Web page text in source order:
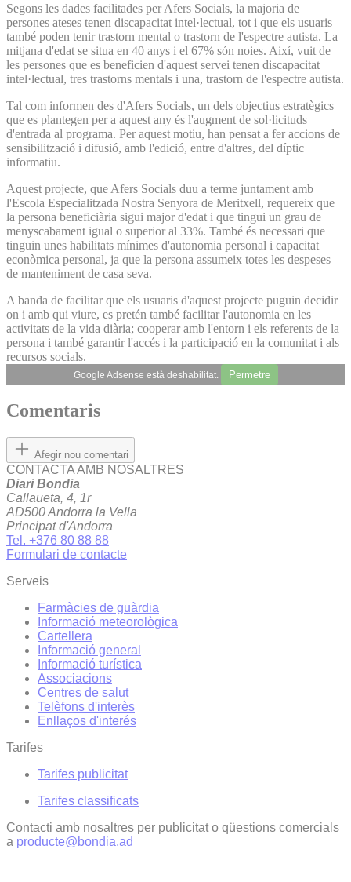
Segons les dades facilitades per Afers Socials, la majoria de
persones ateses tenen discapacitat intel·lectual, tot i que els usuaris
també poden tenir trastorn mental o trastorn de l'espectre autista. La
mitjana d'edat se situa en 40 anys i el 67% són noies. Així, vuit de
les persones que es beneficien d'aquest servei tenen discapacitat
intel·lectual, tres trastorns mentals i una, trastorn de l'espectre autista.
Tal com informen des d'Afers Socials, un dels objectius estratègics
que es plantegen per a aquest any és l'augment de sol·licituds
d'entrada al programa. Per aquest motiu, han pensat a fer accions de
sensibilització i difusió, amb l'edició, entre d'altres, del díptic
informatiu.
Aquest projecte, que Afers Socials duu a terme juntament amb
l'Escola Especialitzada Nostra Senyora de Meritxell, requereix que
la persona beneficiària sigui major d'edat i que tingui un grau de
menyscabament igual o superior al 33%. També és necessari que
tinguin unes habilitats mínimes d'autonomia personal i capacitat
econòmica personal, ja que la persona assumeix totes les despeses
de manteniment de casa seva.
A banda de facilitar que els usuaris d'aquest projecte puguin decidir
on i amb qui viure, es pretén també facilitar l'autonomia en les
activitats de la vida diària; cooperar amb l'entorn i els referents de la
persona i també garantir l'accés i la participació en la comunitat i als
recursos socials.
Google Adsense està deshabilitat. Permetre
Comentaris
Afegir nou comentari
CONTACTA AMB NOSALTRES
Diari Bondia
Callaueta, 4, 1r
AD500 Andorra la Vella
Principat d'Andorra
Tel. +376 80 88 88
Formulari de contacte
Serveis
Farmàcies de guàrdia
Informació meteorològica
Cartellera
Informació general
Informació turística
Associacions
Centres de salut
Telèfons d'interès
Enllaços d'interés
Tarifes
Tarifes publicitat
Tarifes classificats
Contacti amb nosaltres per publicitat o qüestions comercials
a producte@bondia.ad